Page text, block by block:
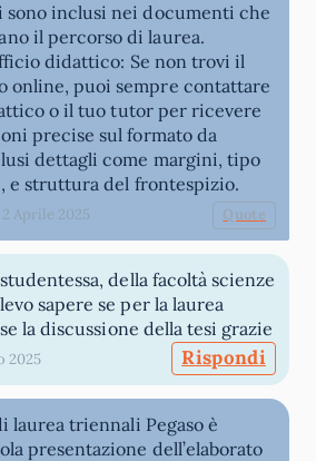
sono inclusi nei documenti che
il percorso di laurea.
didattico: Se non trovi il
online, puoi sempre contattare
o il tuo tutor per ricevere
precise sul formato da
dettagli come margini, tipo
e struttura del frontespizio.
2 Aprile 2025 Quote
della facoltà scienze
sapere se per la laurea
triennale ci fosse la discussione della tesi grazie
2025 Rispondi
laurea triennali Pegaso è
presentazione dell’elaborato